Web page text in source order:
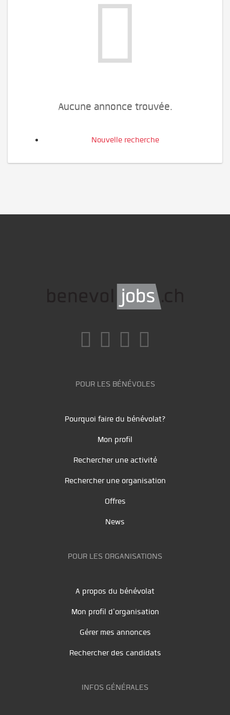
Aucune annonce trouvée.
Nouvelle recherche
POUR LES BÉNÉVOLES
Pourquoi faire du bénévolat?
Mon profil
Rechercher une activité
Rechercher une organisation
Offres
News
POUR LES ORGANISATIONS
A propos du bénévolat
Mon profil d'organisation
Gérer mes annonces
Rechercher des candidats
INFOS GÉNÉRALES